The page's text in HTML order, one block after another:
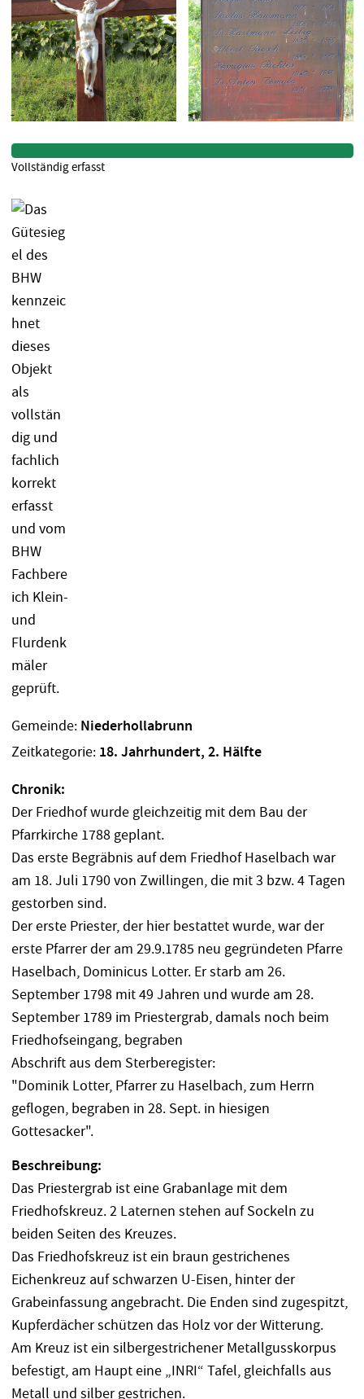
Gemeinde: Niederhollabrunn
Zeitkategorie: 18. Jahrhundert, 2. Hälfte
Chronik:
Der Friedhof wurde gleichzeitig mit dem Bau der
Pfarrkirche 1788 geplant.
Das erste Begräbnis auf dem Friedhof Haselbach war
am 18. Juli 1790 von Zwillingen, die mit 3 bzw. 4 Tagen
gestorben sind.
Der erste Priester, der hier bestattet wurde, war der
erste Pfarrer der am 29.9.1785 neu gegründeten Pfarre
Haselbach, Dominicus Lotter. Er starb am 26.
September 1798 mit 49 Jahren und wurde am 28.
September 1789 im Priestergrab, damals noch beim
Friedhofseingang, begraben
Abschrift aus dem Sterberegister:
"Dominik Lotter, Pfarrer zu Haselbach, zum Herrn
geflogen, begraben in 28. Sept. in hiesigen
Gottesacker".
Beschreibung:
Das Priestergrab ist eine Grabanlage mit dem
Friedhofskreuz. 2 Laternen stehen auf Sockeln zu
beiden Seiten des Kreuzes.
Das Friedhofskreuz ist ein braun gestrichenes
Eichenkreuz auf schwarzen U-Eisen, hinter der
Grabeinfassung angebracht. Die Enden sind zugespitzt,
Kupferdächer schützen das Holz vor der Witterung.
Am Kreuz ist ein silbergestrichener Metallgusskorpus
befestigt, am Haupt eine „INRI“ Tafel, gleichfalls aus
Metall und silber gestrichen.
Vollständig erfasst